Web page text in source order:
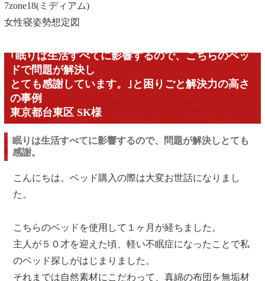
7zone18(ミディアム)
女性寝姿勢想定図
｢眠りは生活すべてに影響するので、こちらのベッ
ドで問題が解決し
とても感謝しています。｣と困りごと解決力の高さ
の事例
東京都台東区 SK様
眠りは生活すべてに影響するので、問題が解決しとても
感謝。
こんにちは。ベッド購入の際は大変お世話になりまし
た。
こちらのベッドを使用して１ヶ月が経ちました。
主人が５０才を迎えた頃、軽い不眠症になったことで私
のベッド探しがはじまりました。
それまでは自然素材にこだわって、真綿の布団を無垢材